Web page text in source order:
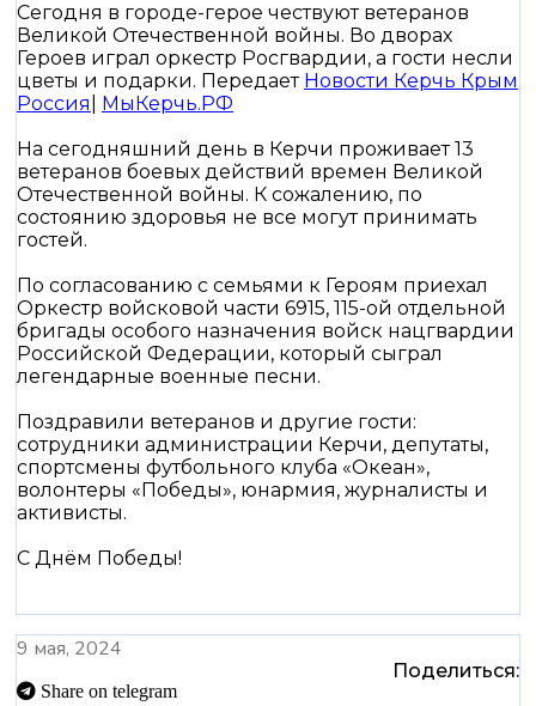
Сегодня в городе-герое чествуют ветеранов
Великой Отечественной войны. Во дворах
Героев играл оркестр Росгвардии, а гости несли
цветы и подарки. Передает Новости Керчь Крым
Россия
МыКерчь.РФ
На сегодняшний день в Керчи проживает 13
ветеранов боевых действий времен Великой
Отечественной войны. К сожалению, по
состоянию здоровья не все могут принимать
гостей.
По согласованию с семьями к Героям приехал
Оркестр войсковой части 6915, 115-ой отдельной
бригады особого назначения войск нацгвардии
Российской Федерации, который сыграл
легендарные военные песни.
Поздравили ветеранов и другие гости:
сотрудники администрации Керчи, депутаты,
спортсмены футбольного клуба «Океан»,
волонтеры «Победы», юнармия, журналисты и
активисты.
С Днём Победы!
9 мая, 2024
Поделиться:
Share on telegram